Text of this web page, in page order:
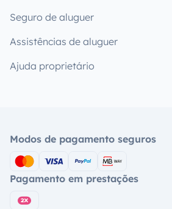
Seguro de aluguer
Assistências de aluguer
Ajuda proprietário
Modos de pagamento seguros
Pagamento em prestações